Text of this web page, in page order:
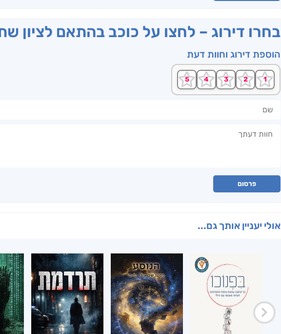
בחרו דירוג – לחצו על כוכב בהתאם לציון
הוספת דירוג וחוות דעת
פרסום
אולי יעניין אותך גם...